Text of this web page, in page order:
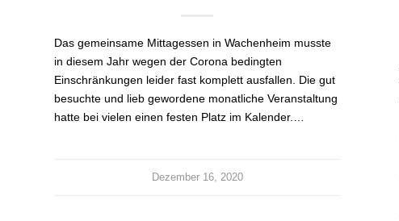
Das gemeinsame Mittagessen in Wachenheim musste
in diesem Jahr wegen der Corona bedingten
Einschränkungen leider fast komplett ausfallen. Die gut
besuchte und lieb gewordene monatliche Veranstaltung
hatte bei vielen einen festen Platz im Kalender.…
Dezember 16, 2020